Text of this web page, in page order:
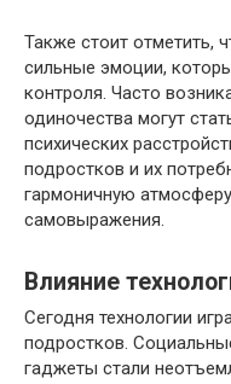
Также стоит отметить,
сильные эмоции,
контроля. Часто
одиночества могут
психических
подростков и их
гармоничную
самовыражения.
Влияние
Сегодня технологии
подростков.
гаджеты стали